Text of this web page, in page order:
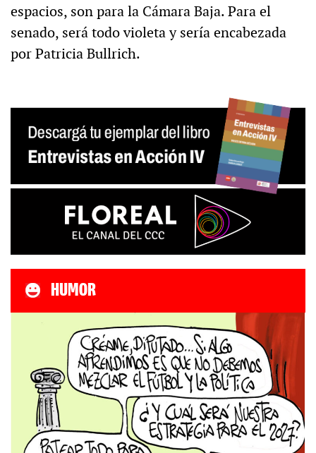
espacios, son para la Cámara Baja. Para el
senado, será todo violeta y sería encabezada
por Patricia Bullrich.
HUMOR